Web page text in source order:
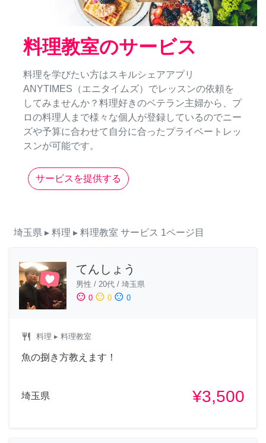
料理教室のサービス
料理を学びたい方はスキルシェアアプリ
ANYTIMES（エニタイムズ）でレッスンの依頼を
してみませんか？料理好きのベテラン主婦から、プ
ロの料理人まで様々な個人が登録しているのでニー
ズや予算に合わせて自分に合ったプライベートレッ
スンが可能です。
サービスを提供する
埼玉県 ▸ 料理 ▸ 料理教室 サービス 1ページ目
てんしょう
男性 / 20代 / 埼玉県
sentiment_satisfied 0 sentiment_neutral 0 sentiment_dissatisfied 0
restaurant 料理 ▸ 料理教室
魚の捌き方教えます！
埼玉県 ¥3,500